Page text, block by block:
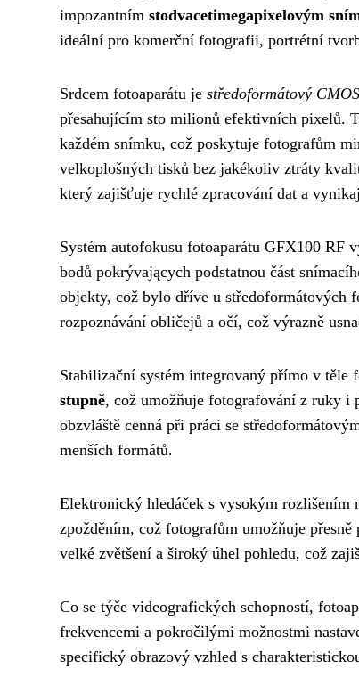
impozantním stodvacetimegapixelovým
ideální pro komerční fotografii, portrétní
Srdcem fotoaparátu je středoformátový
přesahujícím sto milionů efektivních pixelů.
každém snímku, což poskytuje fotografům
velkoplošných tisků bez jakékoliv ztráty
který zajišťuje rychlé zpracování dat a
Systém autofokusu fotoaparátu GFX100 RF
bodů pokrývających podstatnou část
objekty, což bylo dříve u středoformátových
rozpoznávání obličejů a očí, což výrazně
Stabilizační systém integrovaný přímo v těle
stupně, což umožňuje fotografování z ruky i
obzvláště cenná při práci se
menších formátů.
Elektronický hledáček s vysokým rozlišením
zpožděním, což fotografům umožňuje
velké zvětšení a široký úhel pohledu, což
Co se týče videografických schopností,
frekvencemi a pokročilými možnostmi
specifický obrazový vzhled s